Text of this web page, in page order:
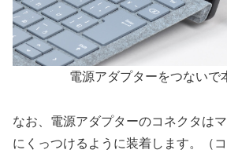
電源アダプターをつないで
なお、電源アダプターのコネクタは
にくっつけるように装着します。（